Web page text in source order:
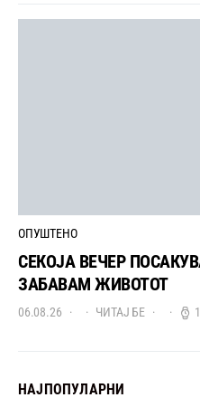
ОПУШТЕНО
СЕКОЈА ВЕЧЕР
ЗАБАВАМ ЖИВОТОТ
06.08.26 ЧИТАЈ БЕ
НАЈПОПУЛАРНИ